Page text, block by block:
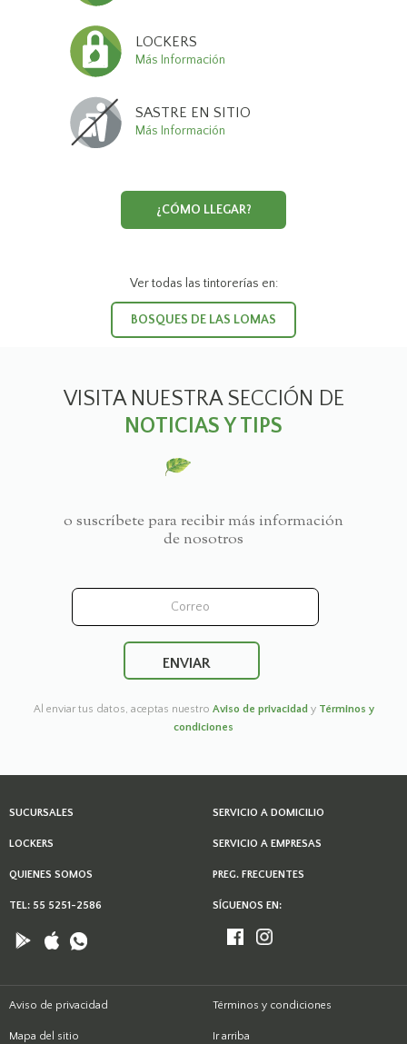
LOCKERS
Más Información
SASTRE EN SITIO
Más Información
¿CÓMO LLEGAR?
Ver todas las tintorerías en:
BOSQUES DE LAS LOMAS
VISITA NUESTRA SECCIÓN DE
NOTICIAS Y TIPS
o suscríbete para recibir más información
de nosotros
Al enviar tus datos, aceptas nuestro Aviso de privacidad y Términos y
condiciones
SUCURSALES
LOCKERS
SERVICIO A DOMICILIO
SERVICIO A EMPRESAS
PREG. FRECUENTES
QUIENES SOMOS
TEL: 55 5251-2586 SÍGUENOS EN:
Aviso de privacidad Términos y condiciones
Mapa del sitio Ir arriba